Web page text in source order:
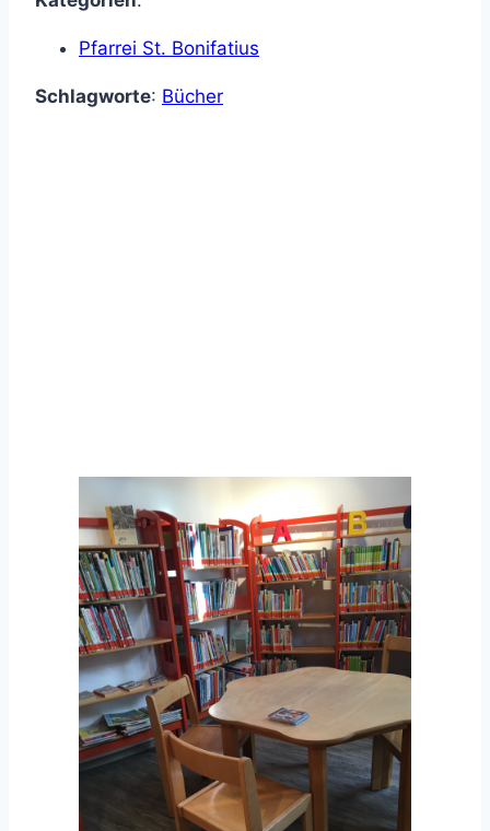
Pfarrei St. Bonifatius
Schlagworte: Bücher